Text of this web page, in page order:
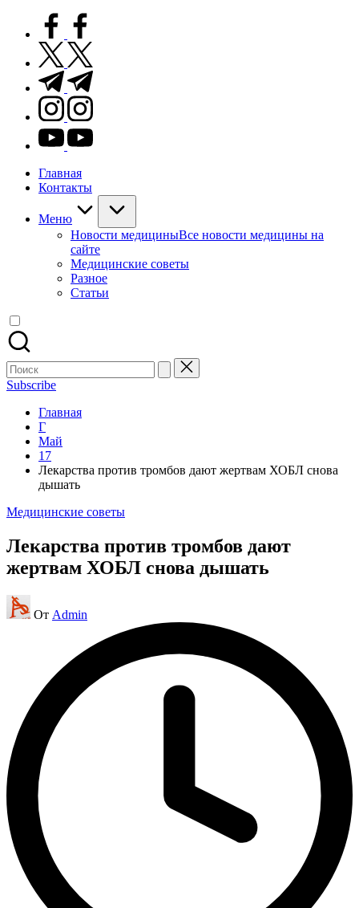
facebook.com
twitter.com
t.me
instagram.com
youtube.com
Главная
Контакты
Меню
Новости медициныВсе новости медицины на
сайте
Медицинские советы
Разное
Статьи
Поиск
для:
Subscribe
Главная
Г
Май
17
Лекарства против тромбов дают жертвам ХОБЛ снова
дышать
Опубликовано
Медицинские советы
Лекарства против тромбов дают
жертвам ХОБЛ снова дышать
Запись
от
От Admin